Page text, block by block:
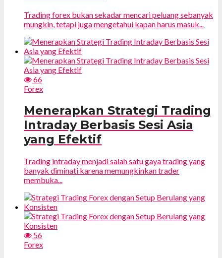
Trading forex bukan sekadar mencari peluang sebanyak
mungkin, tetapi juga mengetahui kapan harus masuk...
66
Forex
Menerapkan Strategi Trading
Intraday Berbasis Sesi Asia
yang Efektif
Trading intraday menjadi salah satu gaya trading yang
banyak diminati karena memungkinkan trader
membuka...
56
Forex